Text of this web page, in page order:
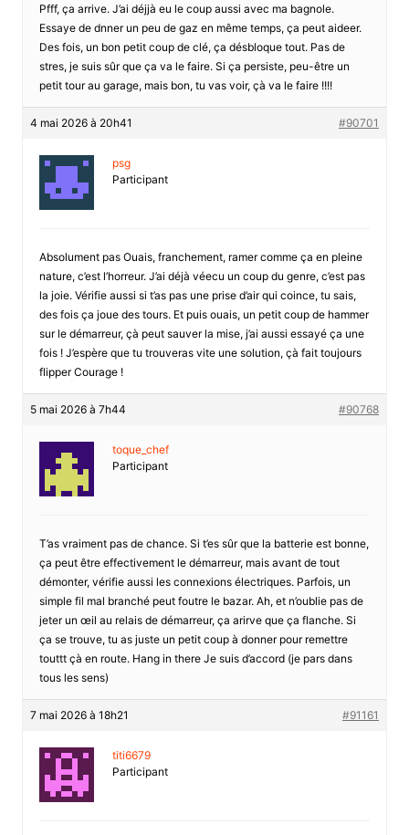
Pfff, ça arrive. J’ai déjjà eu le coup aussi avec ma bagnole.
Essaye de dnner un peu de gaz en même temps, ça peut aideer.
Des fois, un bon petit coup de clé, ça désbloque tout. Pas de
stres, je suis sûr que ça va le faire. Si ça persiste, peu-être un
petit tour au garage, mais bon, tu vas voir, çà va le faire !!!!
4 mai 2026 à 20h41 #90701
psg
Participant
Absolument pas Ouais, franchement, ramer comme ça en pleine
nature, c’est l’horreur. J’ai déjà véecu un coup du genre, c’est pas
la joie. Vérifie aussi si t’as pas une prise d’air qui coince, tu sais,
des fois ça joue des tours. Et puis ouais, un petit coup de hammer
sur le démarreur, çà peut sauver la mise, j’ai aussi essayé ça une
fois ! J’espère que tu trouveras vite une solution, çà fait toujours
flipper Courage !
5 mai 2026 à 7h44 #90768
toque_chef
Participant
T’as vraiment pas de chance. Si t’es sûr que la batterie est bonne,
ça peut être effectivement le démarreur, mais avant de tout
démonter, vérifie aussi les connexions électriques. Parfois, un
simple fil mal branché peut foutre le bazar. Ah, et n’oublie pas de
jeter un œil au relais de démarreur, ça arirve que ça flanche. Si
ça se trouve, tu as juste un petit coup à donner pour remettre
touttt çà en route. Hang in there Je suis d’accord (je pars dans
tous les sens)
7 mai 2026 à 18h21 #91161
titi6679
Participant